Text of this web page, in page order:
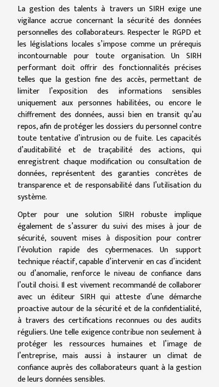
La gestion des talents à travers un SIRH exige une
vigilance accrue concernant la sécurité des données
personnelles des collaborateurs. Respecter le RGPD et
les législations locales s’impose comme un prérequis
incontournable pour toute organisation. Un SIRH
performant doit offrir des fonctionnalités précises
telles que la gestion fine des accès, permettant de
limiter l’exposition des informations sensibles
uniquement aux personnes habilitées, ou encore le
chiffrement des données, aussi bien en transit qu’au
repos, afin de protéger les dossiers du personnel contre
toute tentative d’intrusion ou de fuite. Les capacités
d’auditabilité et de traçabilité des actions, qui
enregistrent chaque modification ou consultation de
données, représentent des garanties concrètes de
transparence et de responsabilité dans l’utilisation du
système.
Opter pour une solution SIRH robuste implique
également de s’assurer du suivi des mises à jour de
sécurité, souvent mises à disposition pour contrer
l’évolution rapide des cybermenaces. Un support
technique réactif, capable d’intervenir en cas d’incident
ou d’anomalie, renforce le niveau de confiance dans
l’outil choisi. Il est vivement recommandé de collaborer
avec un éditeur SIRH qui atteste d’une démarche
proactive autour de la sécurité et de la confidentialité,
à travers des certifications reconnues ou des audits
réguliers. Une telle exigence contribue non seulement à
protéger les ressources humaines et l’image de
l’entreprise, mais aussi à instaurer un climat de
confiance auprès des collaborateurs quant à la gestion
de leurs données sensibles.